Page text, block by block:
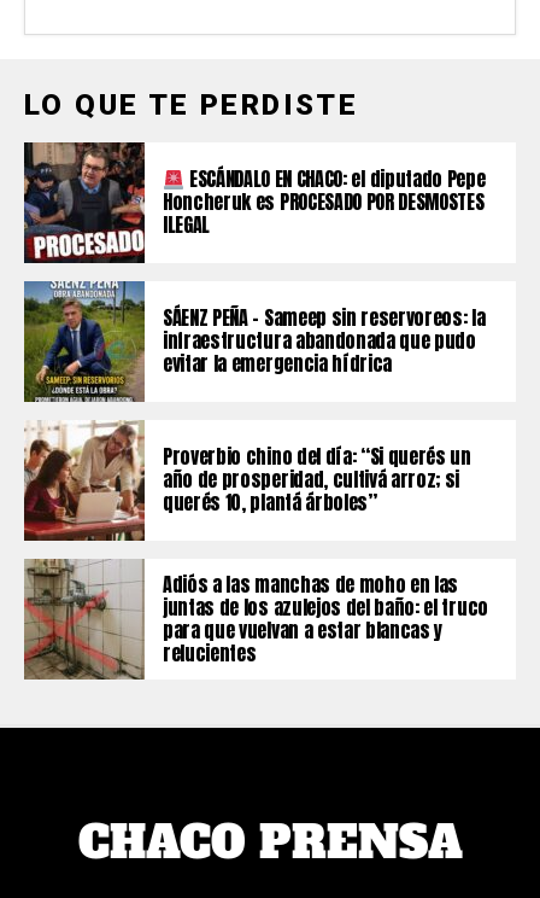
LO QUE TE PERDISTE
ESCÁNDALO EN CHACO: el diputado Pepe
Honcheruk es PROCESADO POR DESMOSTES
ILEGAL
SÁENZ PEÑA – Sameep sin reservoreos: la
infraestructura abandonada que pudo
evitar la emergencia hídrica
Proverbio chino del día: “Si querés un
año de prosperidad, cultivá arroz; si
querés 10, plantá árboles”
Adiós a las manchas de moho en las
juntas de los azulejos del baño: el truco
para que vuelvan a estar blancas y
relucientes